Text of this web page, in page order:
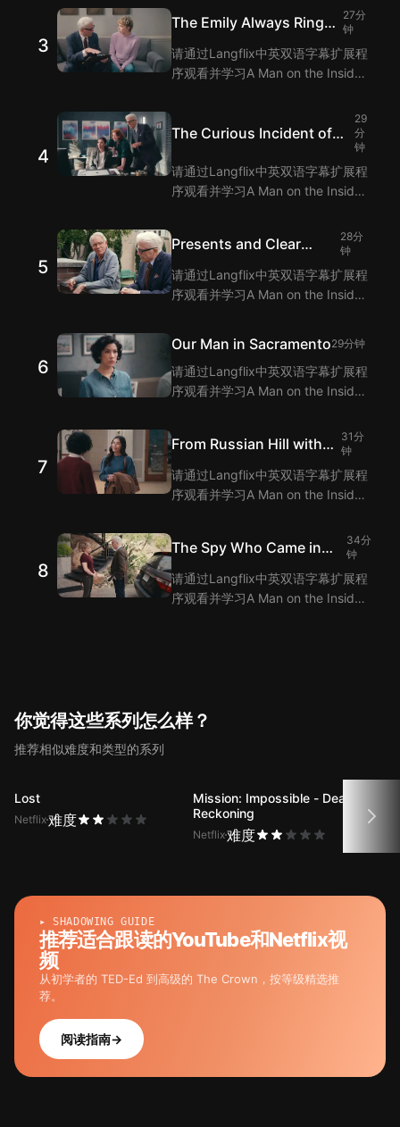
语字幕功能为您提供A Man on the
Inside 第2集台词的翻译。
3
The Emily Always Rings
Twice
27分
钟
请通过Langflix中英双语字幕扩展程
序观看并学习A Man on the Inside
语字幕功能为您提供A Man on the
Inside 第3集台词的翻译。
4
The Curious Incident of
Class
29
分
钟
请通过Langflix中英双语字幕扩展程
序观看并学习A Man on the Inside
语字幕功能为您提供A Man on the
Inside 第4集台词的翻译。
5
Presents and Clear
Danger
28分
钟
请通过Langflix中英双语字幕扩展程
序观看并学习A Man on the Inside
Inside 第5集台词的翻译。
6
Our Man in Sacramento29分钟
请通过Langflix中英双语字幕扩展程
序观看并学习A Man on the Inside
语字幕功能为您提供A Man on the
Inside 第6集台词的翻译。
7
From Russian Hill with
Love
31分
钟
请通过Langflix中英双语字幕扩展程
序观看并学习A Man on the Inside
语字幕功能为您提供A Man on the
Inside 第7集台词的翻译。
8
The Spy Who Came in
from the Cold
34分
钟
请通过Langflix中英双语字幕扩展程
序观看并学习A Man on the Inside
你觉得这些系列怎么样？
推荐相似难度和类型的系列
Lost
Netflix难度
Mission: Impossible - Dead
Reckoning
Netflix难度
▸ SHADOWING GUIDE
推荐适合跟读的YouTube和Netflix视
频
从初学者的 TED-Ed 到高级的 The Crown，按等级精选推
荐。
阅读指南→